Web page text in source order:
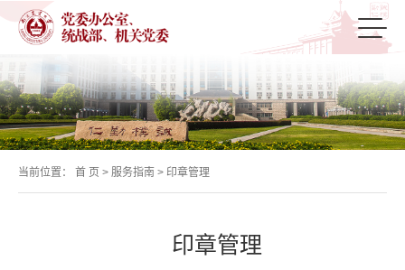
当前位置： 首 页 > 服务指南 > 印章管理
印章管理